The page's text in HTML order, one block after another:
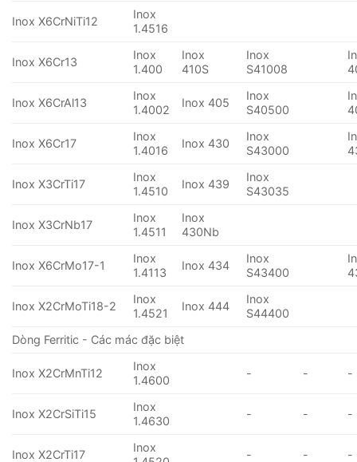
Inox X6CrNiTi12
Inox
1.4516
Inox X6Cr13
Inox
1.400
Inox
410S
Inox
S41008
Inox X6CrAl13
Inox
1.4002
Inox 405
Inox
S40500
Inox X6Cr17
Inox
1.4016
Inox 430
Inox
S43000
Inox X3CrTi17
Inox
1.4510
Inox 439
Inox
S43035
Inox X3CrNb17
Inox
1.4511
Inox
430Nb
Inox X6CrMo17-1
Inox
1.4113
Inox 434
Inox
S43400
Inox X2CrMoTi18-2
Inox
1.4521
Inox 444
Inox
S44400
Dòng Ferritic - Các mác đặc biệt
Inox X2CrMnTi12
Inox
1.4600
- - -
Inox X2CrSiTi15
Inox
1.4630
- - -
Inox X2CrTi17
Inox
- - -